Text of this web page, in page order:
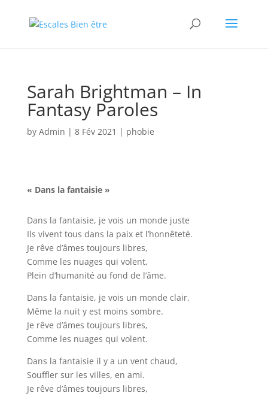
Sarah Brightman – In
Fantasy Paroles
by Admin | 8 Fév 2021 | phobie
« Dans la fantaisie »
Dans la fantaisie, je vois un monde juste
Ils vivent tous dans la paix et l’honnêteté.
Je rêve d’âmes toujours libres,
Comme les nuages ​​qui volent,
Plein d’humanité au fond de l’âme.
Dans la fantaisie, je vois un monde clair,
Même la nuit y est moins sombre.
Je rêve d’âmes toujours libres,
Comme les nuages ​​qui volent.
Dans la fantaisie il y a un vent chaud,
Souffler sur les villes, en ami.
Je rêve d’âmes toujours libres,